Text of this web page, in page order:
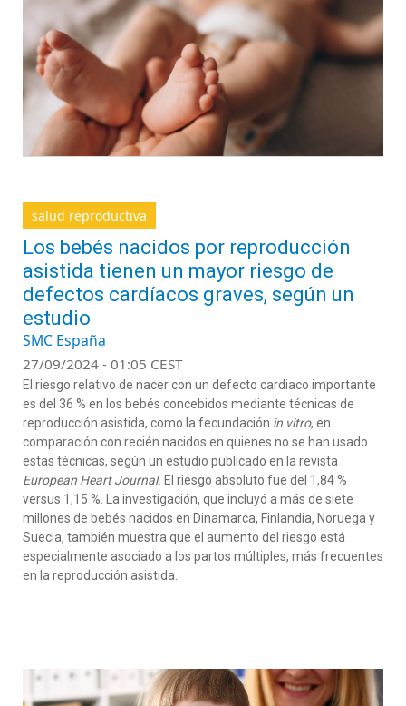
salud reproductiva
Los bebés nacidos por reproducción
asistida tienen un mayor riesgo de
defectos cardíacos graves, según un
estudio
SMC España
27/09/2024 - 01:05 CEST
El riesgo relativo de nacer con un defecto cardiaco importante
es del 36 % en los bebés concebidos mediante técnicas de
reproducción asistida, como la fecundación in vitro, en
comparación con recién nacidos en quienes no se han usado
estas técnicas, según un estudio publicado en la revista
European Heart Journal. El riesgo absoluto fue del 1,84 %
versus 1,15 %. La investigación, que incluyó a más de siete
millones de bebés nacidos en Dinamarca, Finlandia, Noruega y
Suecia, también muestra que el aumento del riesgo está
especialmente asociado a los partos múltiples, más frecuentes
en la reproducción asistida.